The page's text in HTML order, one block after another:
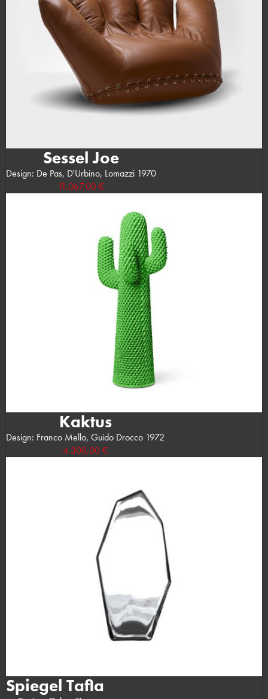
Sessel Joe
Design: De Pas, D'Urbino, Lomazzi 1970
11.067,00 €
Kaktus
Design: Franco Mello, Guido Drocco 1972
4.300,00 €
Spiegel Tafla